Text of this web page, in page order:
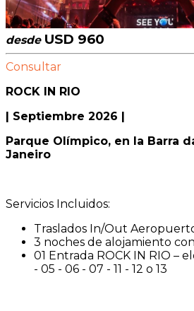
desdeUSD 960
Consultar
ROCK IN RIO
| Septiembre 2026 |
Parque Olímpico, en la Barra
Janeiro
Servicios Incluidos:
Traslados In/Out
3 noches de alojamiento
01 Entrada ROCK IN RIO –
- 05 - 06 - 07 - 11 - 12 o 13